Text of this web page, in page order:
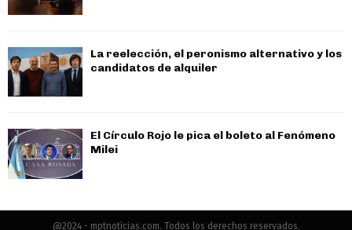
La reelección, el peronismo alternativo y los
candidatos de alquiler
El Círculo Rojo le pica el boleto al Fenómeno
Milei
@2024 - mptnoticias.com. Todos los derechos reservados.